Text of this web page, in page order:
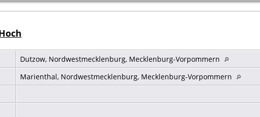
Dutzow, Nordwestmecklenburg, Mecklenburg-Vorpommern
Marienthal, Nordwestmecklenburg, Mecklenburg-Vorpommern